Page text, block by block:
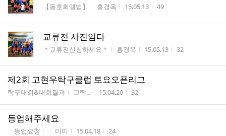
게시판명
【동호회앨범】 작성자
홍경옥 작성시간
15.05.13 조회수
49
교류전 사진임다
게시판명
＊교류전신청하세요＊ 작성자
홍경옥 작성시간
15.05.13 조회수
32
제2회 고현우탁구클럽 토요오픈리그
게시판명
탁구대회&대회결과 작성자
고탁... 작성시간
15.04.20 조회수
32
등업해주세요
게시판명
ㆍ등업요청ㆍ 작성자
미미 작성시간
15.04.18 조회수
24